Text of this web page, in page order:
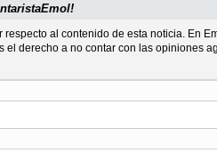
respecto al contenido de esta noticia. En
el derecho a no contar con las opiniones